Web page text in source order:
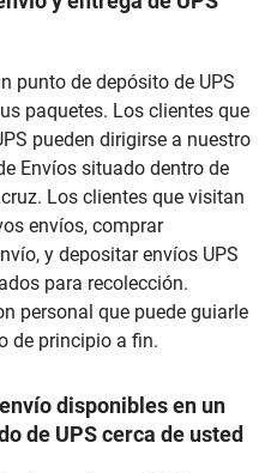
punto de depósito de UPS
paquetes. Los clientes que
pueden dirigirse a nuestro
Envíos situado dentro de
Los clientes que visitan
envíos, comprar
y depositar envíos UPS
para recolección.
personal que puede guiarle
de principio a fin.
disponibles en un
de UPS cerca de usted